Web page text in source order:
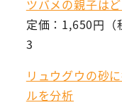
ツバメの親子は
定価：1,650円
3
リュウグウの砂
ルを分析